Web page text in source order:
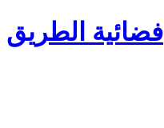
فضائية الطريق